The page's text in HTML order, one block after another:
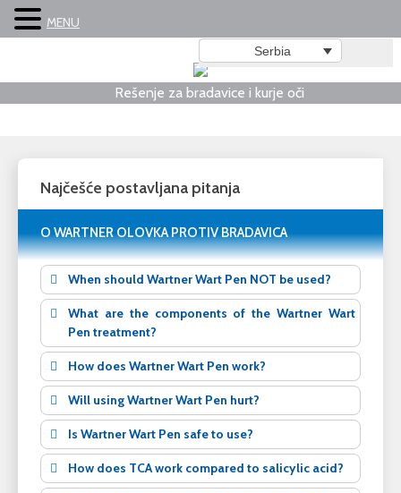
Rešenje za bradavice i kurje oči
Serbia
Najčešće postavljana pitanja
O WARTNER OLOVKA PROTIV BRADAVICA
When should Wartner Wart Pen NOT be used?
What are the components of the Wartner Wart
Pen treatment?
How does Wartner Wart Pen work?
Will using Wartner Wart Pen hurt?
Is Wartner Wart Pen safe to use?
How does TCA work compared to salicylic acid?
MENU